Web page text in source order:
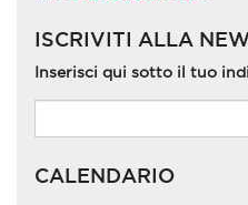
ISCRIVITI ALLA
Inserisci qui sotto il tuo
CALENDARIO